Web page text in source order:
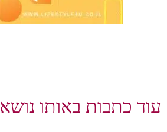
עוד כתבות באותו נושא